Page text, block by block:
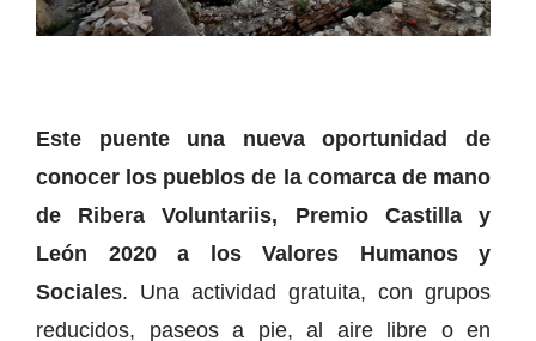
Este puente una nueva oportunidad de
conocer los pueblos de la comarca de mano
de Ribera Voluntariis, Premio Castilla y
León 2020 a los Valores Humanos y
Sociales. Una actividad gratuita, con grupos
reducidos, paseos a pie, al aire libre o en